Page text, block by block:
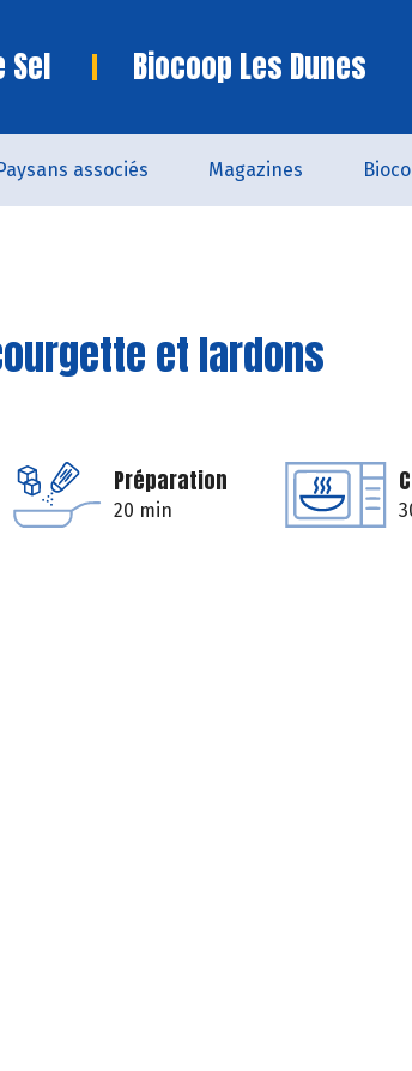
Sel Biocoop Les Dunes
associés Magazines
et lardons
Préparation
20 min